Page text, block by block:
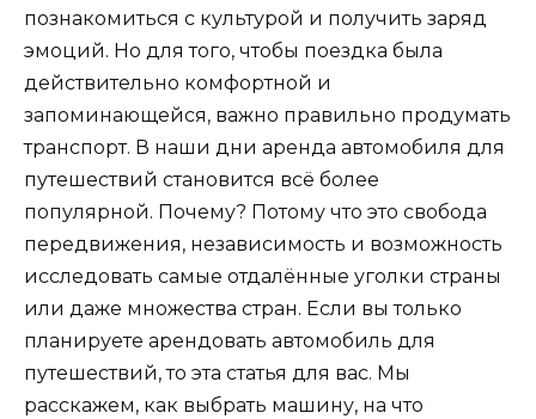
познакомиться с культурой и получить заряд
эмоций. Но для того, чтобы поездка была
действительно комфортной и
запоминающейся, важно правильно продумать
транспорт. В наши дни аренда автомобиля для
путешествий становится всё более
популярной. Почему? Потому что это свобода
передвижения, независимость и возможность
исследовать самые отдалённые уголки страны
или даже множества стран. Если вы только
планируете арендовать автомобиль для
путешествий, то эта статья для вас. Мы
расскажем, как выбрать машину, на что